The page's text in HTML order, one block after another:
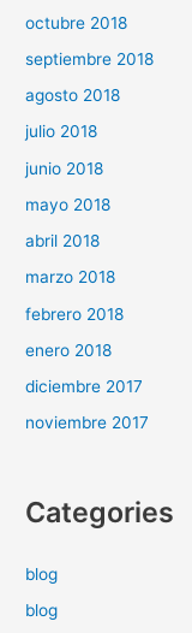
octubre 2018
septiembre 2018
agosto 2018
julio 2018
junio 2018
mayo 2018
abril 2018
marzo 2018
febrero 2018
enero 2018
diciembre 2017
noviembre 2017
Categories
blog
blog